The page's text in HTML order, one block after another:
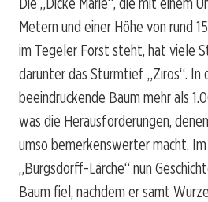
Metern und einer Höhe von rund
im Tegeler Forst steht, hat viele
darunter das Sturmtief „Ziros“. In
beeindruckende Baum mehr als
was die Herausforderungen,
umso bemerkenswerter macht.
„Burgsdorff-Lärche“ nun
Baum fiel, nachdem er samt